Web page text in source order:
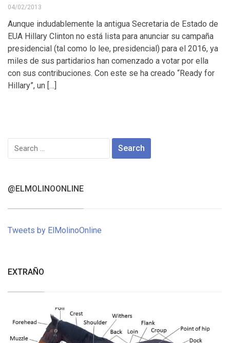
04/02/2013
Aunque indudablemente la antigua Secretaria de Estado de
EUA Hillary Clinton no está lista para anunciar su campaña
presidencial (tal como lo lee, presidencial) para el 2016, ya
miles de sus partidarios han comenzado a votar por ella
con sus contribuciones. Con este se ha creado “Ready for
Hillary”, un […]
Search
for:
@ELMOLINOONLINE
Tweets by ElMolinoOnline
EXTRAÑO